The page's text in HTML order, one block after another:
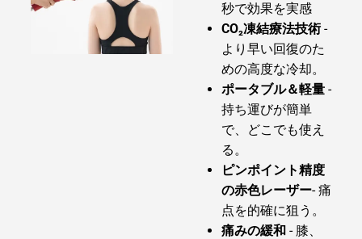
秒で効果を実感
CO₂凍結療法技術 -
より早い回復のた
めの高度な冷却。
ポータブル＆軽量 -
持ち運びが簡単
で、どこでも使え
る。
ピンポイント精度
の赤色レーザー- 痛
点を的確に狙う。
痛みの緩和 - 膝、